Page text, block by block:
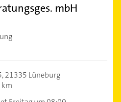
mbH
21335 Lüneburg
km